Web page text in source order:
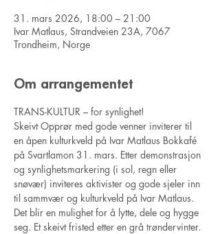
31. mars 2026, 18:00 – 21:00
Ivar Matlaus, Strandveien 23A, 7067
Trondheim, Norge
Om arrangementet
TRANS-KULTUR – for synlighet!
Skeivt Opprør med gode venner inviterer til
en åpen kulturkveld på Ivar Matlaus Bokkafé
på Svartlamon 31. mars. Etter demonstrasjon
og synlighetsmarkering (i sol, regn eller
snøvær) inviteres aktivister og gode sjeler inn
til sammvær og kulturkveld på Ivar Matlaus.
Det blir en mulighet for å lytte, dele og hygge
seg. Et skeivt fristed etter en grå trøndervinter.